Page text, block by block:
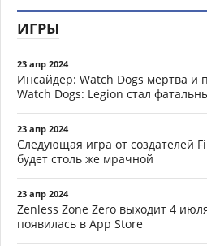
ИГРЫ
23 апр 2024
Инсайдер: Watch Dogs мертва и
Watch Dogs: Legion стал
23 апр 2024
Следующая игра от создателей
будет столь же мрачной
23 апр 2024
Zenless Zone Zero выходит 4
появилась в App Store